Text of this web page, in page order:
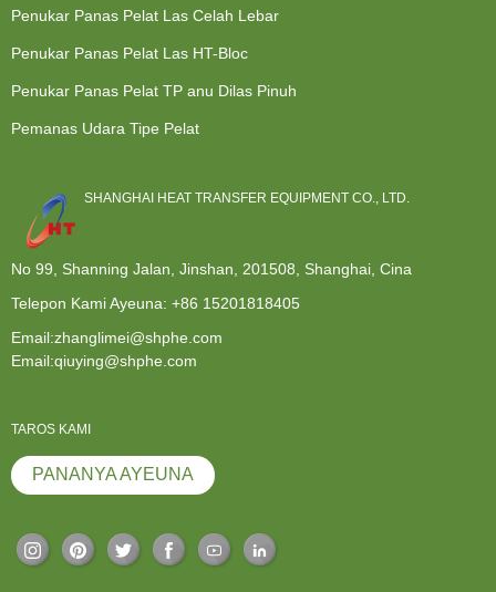
Penukar Panas Pelat Las Celah Lebar
Penukar Panas Pelat Las HT-Bloc
Penukar Panas Pelat TP anu Dilas Pinuh
Pemanas Udara Tipe Pelat
SHANGHAI HEAT TRANSFER EQUIPMENT CO., LTD.
No 99, Shanning Jalan, Jinshan, 201508, Shanghai, Cina
Telepon Kami Ayeuna: +86 15201818405
Email:zhanglimei@shphe.com
Email:qiuying@shphe.com
TAROS KAMI
PANANYA AYEUNA